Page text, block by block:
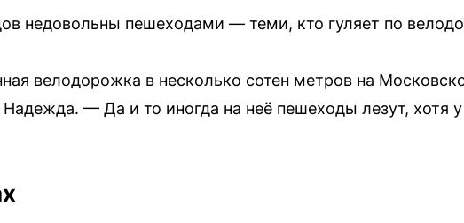
недовольны пешеходами — теми, кто гуляет по
велодорожка в несколько сотен метров на
— Да и то иногда на неё пешеходы лезут, хотя